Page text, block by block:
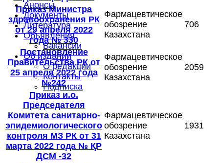
Анонсы
Документы
Литература
Объявления
Вакансии
Об издании
О редакции
Контакты
Подписка
Приказ Министра
здравоохранения РК
от 29 апреля 2022
года № 330
Фармацевтическое
обозрение
Казахстана
706
Постановление
Правительства РК от
25 апреля 2022 года
№242
Фармацевтическое
обозрение
Казахстана
2059
Приказ и.о.
Председателя
Комитета санитарно-
эпидемиологического
контроля МЗ РК от 31
марта 2022 года № ҚР
ДСМ -32
Фармацевтическое
обозрение
Казахстана
1931